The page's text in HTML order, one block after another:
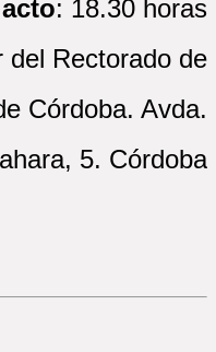
: 18.30 horas
del Rectorado de
Córdoba. Avda.
5. Córdoba